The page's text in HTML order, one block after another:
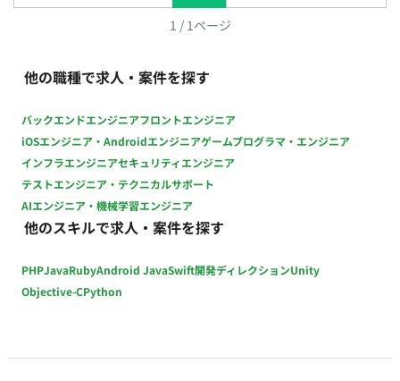
1 / 1ページ
他の職種で求人・案件を探す
バックエンドエンジニアフロントエンジニア
iOSエンジニア・Androidエンジニアゲームプログラマ・エンジニア
インフラエンジニアセキュリティエンジニア
テストエンジニア・テクニカルサポート
AIエンジニア・機械学習エンジニア
他のスキルで求人・案件を探す
PHPJavaRubyAndroid JavaSwift開発ディレクションUnity
Objective-CPython